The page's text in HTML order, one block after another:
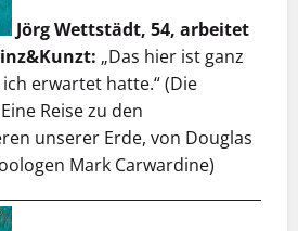
Jörg Wettstädt, 54, arbeitet
„Das hier ist ganz
erwartet hatte.“ (Die
Reise zu den
unserer Erde, von Douglas
Mark Carwardine)